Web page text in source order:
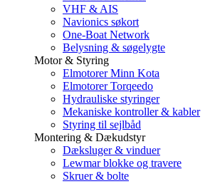
VHF & AIS
Navionics søkort
One-Boat Network
Belysning & søgelygte
Motor & Styring
Elmotorer Minn Kota
Elmotorer Torqeedo
Hydrauliske styringer
Mekaniske kontroller & kabler
Styring til sejlbåd
Montering & Dækudstyr
Dæksluger & vinduer
Lewmar blokke og travere
Skruer & bolte